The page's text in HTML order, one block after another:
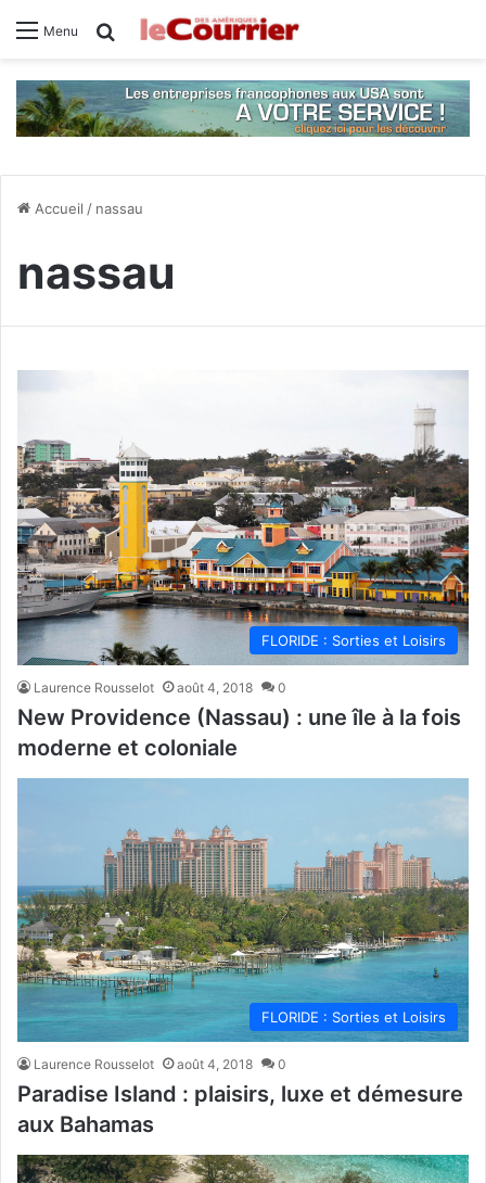
Menu Rechercher
Accueil / nassau
nassau
FLORIDE : Sorties et Loisirs
Laurence Rousselot août 4, 2018 0
New Providence (Nassau) : une île à la fois
moderne et coloniale
FLORIDE : Sorties et Loisirs
Laurence Rousselot août 4, 2018 0
Paradise Island : plaisirs, luxe et démesure
aux Bahamas